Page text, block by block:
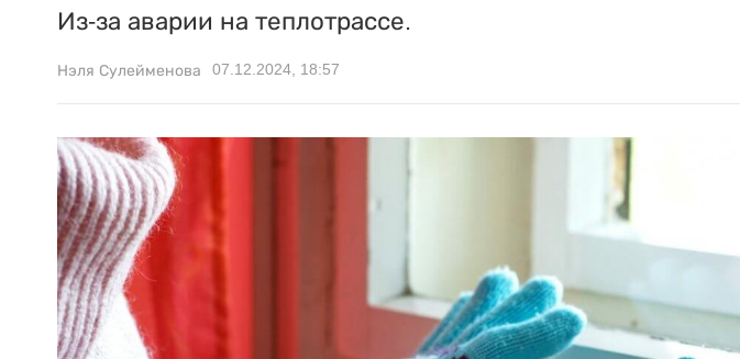
Из-за аварии на теплотрассе.
Нэля Сулейменова 07.12.2024, 18:57